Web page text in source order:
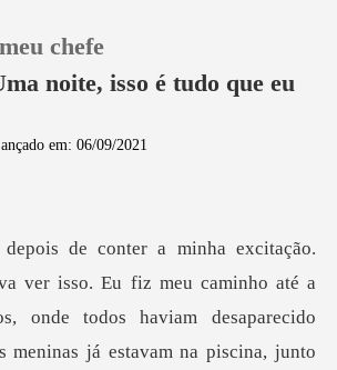
chefe
noite, isso é tudo que eu
em: 06/09/2021
ho até a
onde todos haviam desaparecido
meninas já estavam na